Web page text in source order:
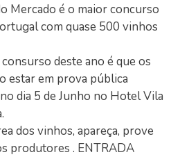
Mercado é o maior concurso
com quase 500 vinhos
deste ano é que os
estar em prova pública
dia 5 de Junho no Hotel Vila
dos vinhos, apareça, prove
produtores . ENTRADA